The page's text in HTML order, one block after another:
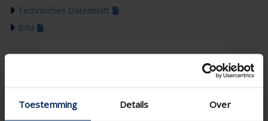
Toestemming Details Over
Technisches Datenblatt
BIM